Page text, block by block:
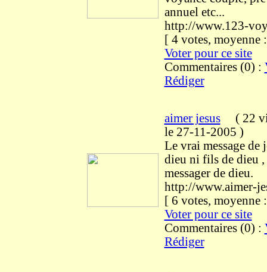
annuel etc...
http://www.123-
[ 4 votes,
Voter pour ce site
Commentaires (0) :
Rédiger
aimer jesus(22
le 27-11-2005 )
Le vrai message de
dieu ni fils de dieu ,
messager de dieu.
http://www.aimer-
[ 6 votes,
Voter pour ce site
Commentaires (0) :
Rédiger